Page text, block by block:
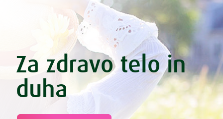
Za zdravo telo in
duha